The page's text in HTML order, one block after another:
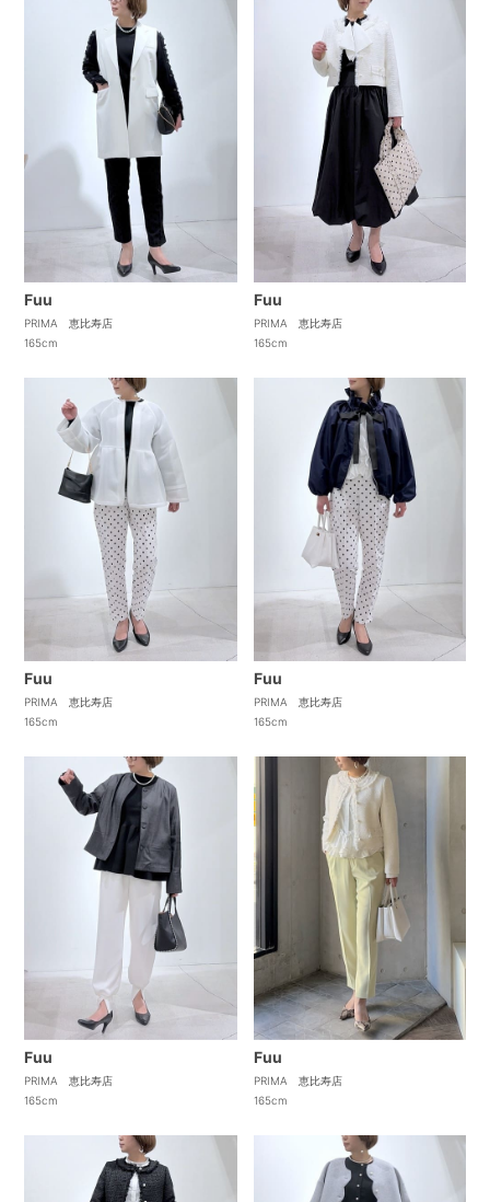
Fuu
PRIMA 恵比寿店
165cm
Fuu
PRIMA 恵比寿店
165cm
Fuu
PRIMA 恵比寿店
165cm
Fuu
PRIMA 恵比寿店
165cm
Fuu
PRIMA 恵比寿店
165cm
Fuu
PRIMA 恵比寿店
165cm